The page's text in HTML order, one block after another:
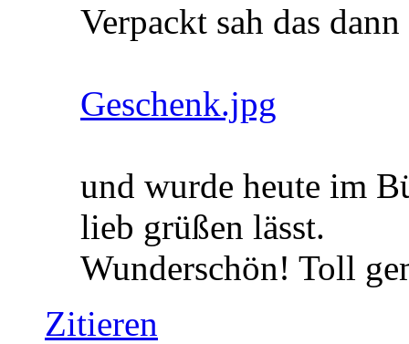
Verpackt sah das dann
Geschenk.jpg
und wurde heute im
lieb grüßen lässt.
Wunderschön! Toll
Zitieren